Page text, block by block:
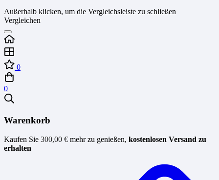
Außerhalb klicken, um die Vergleichsleiste zu schließen
Vergleichen
0
0
Warenkorb
Kaufen Sie 300,00 € mehr zu genießen, kostenlosen Versand zu
erhalten